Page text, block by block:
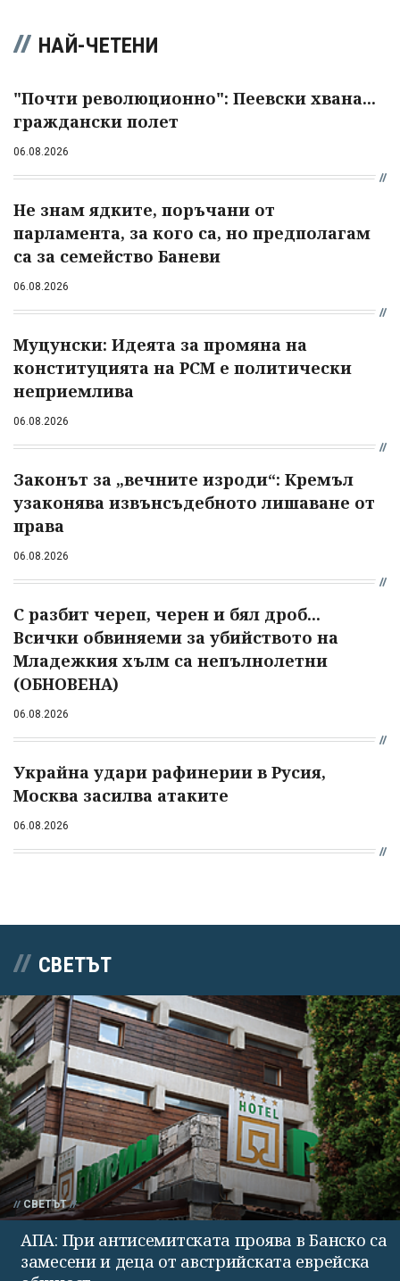
НАЙ-ЧЕТЕНИ
"Почти революционно": Пеевски хвана...
граждански полет
06.08.2026
Не знам ядките, поръчани от
парламента, за кого са, но предполагам
са за семейство Баневи
06.08.2026
Муцунски: Идеята за промяна на
конституцията на РСМ е политически
неприемлива
06.08.2026
Законът за „вечните изроди“: Кремъл
узаконява извънсъдебното лишаване от
права
06.08.2026
С разбит череп, черен и бял дроб...
Всички обвиняеми за убийството на
Младежкия хълм са непълнолетни
(ОБНОВЕНА)
06.08.2026
Украйна удари рафинерии в Русия,
Москва засилва атаките
06.08.2026
СВЕТЪТ
СВЕТЪТ
АПА: При антисемитската проява в Банско са
замесени и деца от австрийската еврейска